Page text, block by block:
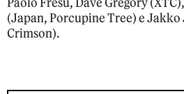
(Japan, Porcupine Tree) e
Crimson).